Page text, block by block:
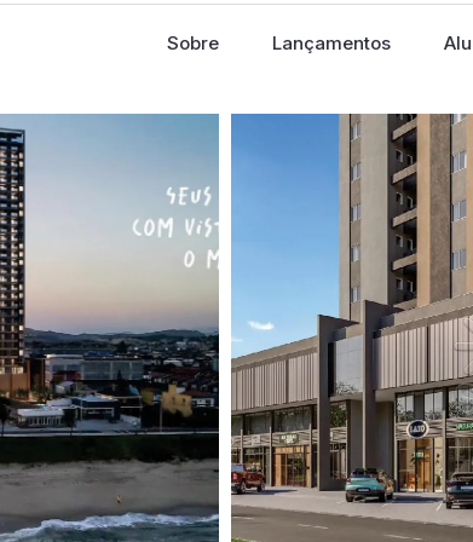
Sobre Lançamentos